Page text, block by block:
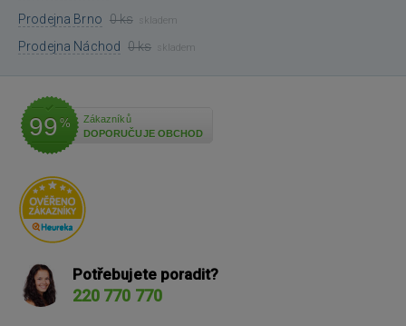
Prodejna Brno 0 ks skladem
Prodejna Náchod 0 ks skladem
99 %
Zákazníků
DOPORUČUJE OBCHOD
Potřebujete poradit?
220 770 770